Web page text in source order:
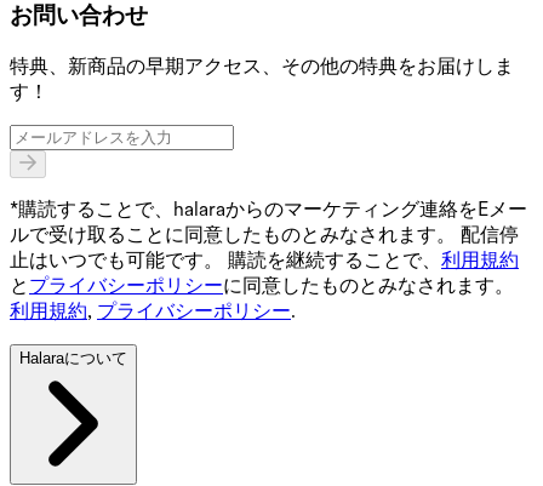
お問い合わせ
特典、新商品の早期アクセス、その他の特典をお届けしま
す！
*購読することで、halaraからのマーケティング連絡をEメー
ルで受け取ることに同意したものとみなされます。 配信停
止はいつでも可能です。 購読を継続することで、 利用規約
と プライバシーポリシーに同意したものとみなされます。
利用規約, プライバシーポリシー.
Halaraについて